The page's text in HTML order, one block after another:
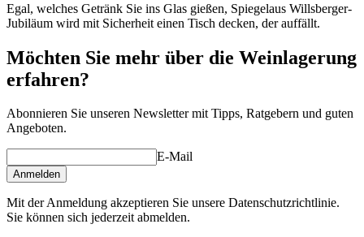
Egal, welches Getränk Sie ins Glas gießen, Spiegelaus Willsberger-
Jubiläum wird mit Sicherheit einen Tisch decken, der auffällt.
Möchten Sie mehr über die Weinlagerung
erfahren?
Abonnieren Sie unseren Newsletter mit Tipps, Ratgebern und guten
Angeboten.
E-Mail
Anmelden
Mit der Anmeldung akzeptieren Sie unsere Datenschutzrichtlinie.
Sie können sich jederzeit abmelden.